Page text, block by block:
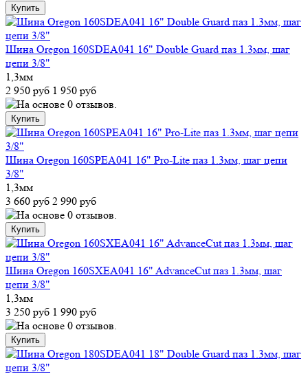
Шина Oregon 160SDEA041 16" Double Guard паз 1.3мм, шаг
цепи 3/8"
1,3мм
2 950 руб 1 950 руб
Шина Oregon 160SPEA041 16" Pro-Lite паз 1.3мм, шаг цепи
3/8"
1,3мм
3 660 руб 2 990 руб
Шина Oregon 160SXEA041 16" AdvanceCut паз 1.3мм, шаг
цепи 3/8"
1,3мм
3 250 руб 1 990 руб